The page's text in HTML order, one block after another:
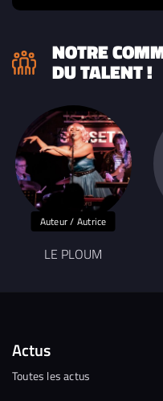
NOTRE
DU TALENT !
Auteur / Autrice
LE PLOUM
Actus
Toutes les actus